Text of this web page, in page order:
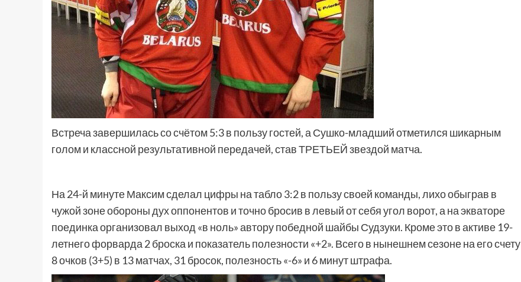
Встреча завершилась со счётом 5:3 в пользу гостей, а Сушко-младший отметился шикарным
голом и классной результативной передачей, став ТРЕТЬЕЙ звездой матча.
На 24-й минуте Максим сделал цифры на табло 3:2 в пользу своей команды, лихо обыграв в
чужой зоне обороны дух оппонентов и точно бросив в левый от себя угол ворот, а на экваторе
поединка организовал выход «в ноль» автору победной шайбы Судзуки. Кроме это в активе 19-
летнего форварда 2 броска и показатель полезности «+2». Всего в нынешнем сезоне на его счету
8 очков (3+5) в 13 матчах, 31 бросок, полезность «-6» и 6 минут штрафа.